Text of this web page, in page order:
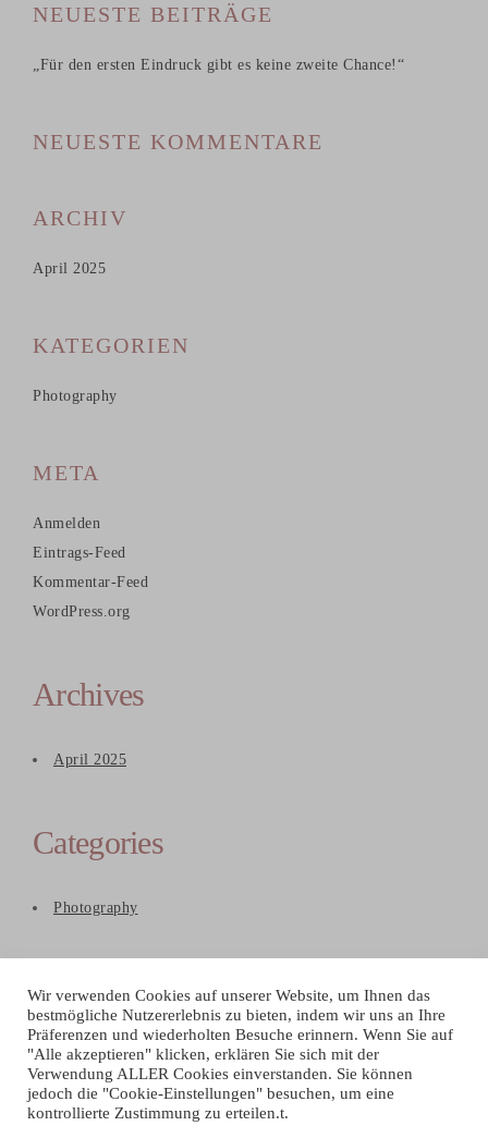
NEUESTE BEITRÄGE
„Für den ersten Eindruck gibt es keine zweite Chance!“
NEUESTE KOMMENTARE
ARCHIV
April 2025
KATEGORIEN
Photography
META
Anmelden
Eintrags-Feed
Kommentar-Feed
WordPress.org
Archives
April 2025
Categories
Photography
Wir verwenden Cookies auf unserer Website, um Ihnen das
bestmögliche Nutzererlebnis zu bieten, indem wir uns an Ihre
Präferenzen und wiederholten Besuche erinnern. Wenn Sie auf
"Alle akzeptieren" klicken, erklären Sie sich mit der
Verwendung ALLER Cookies einverstanden. Sie können
jedoch die "Cookie-Einstellungen" besuchen, um eine
kontrollierte Zustimmung zu erteilen.t.